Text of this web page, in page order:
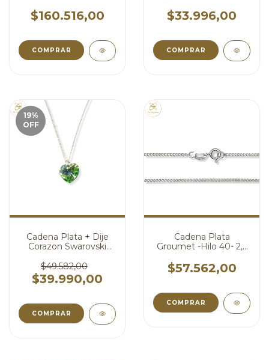
Amigo cod4107
$160.516,00 $33.996,00
COMPRAR
19%
OFF
Cadena Plata + Dije
Corazon Swarovski
cod3966
$49.582,00
$39.990,00
COMPRAR
Cadena Plata
Groumet -Hilo 40- 2,3
$57.562,00
COMPRAR